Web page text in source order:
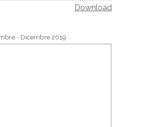
Download
- Dicembre 2019